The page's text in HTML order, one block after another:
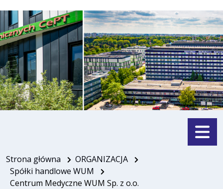
ciemną
Menu
Strona główna
ORGANIZACJA
Spółki handlowe WUM
Centrum Medyczne WUM Sp. z o.o.